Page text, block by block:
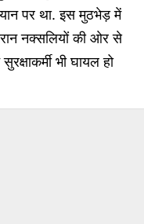
पर था. इस मुठभेड़ में
नक्सलियों की ओर से
भी घायल हो